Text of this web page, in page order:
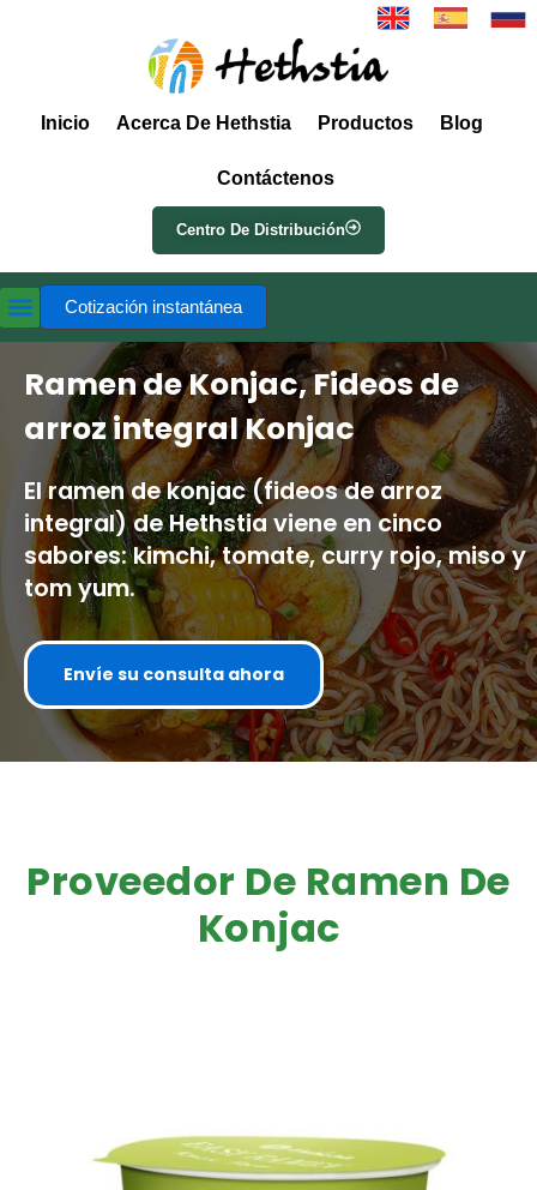
Inicio Acerca De Hethstia Productos Blog
Contáctenos
Centro De Distribución
Cotización instantánea
Ramen de Konjac, Fideos de
arroz integral Konjac
El ramen de konjac (fideos de arroz
integral) de Hethstia viene en cinco
sabores: kimchi, tomate, curry rojo, miso y
tom yum.
Envíe su consulta ahora
Proveedor De Ramen De
Konjac